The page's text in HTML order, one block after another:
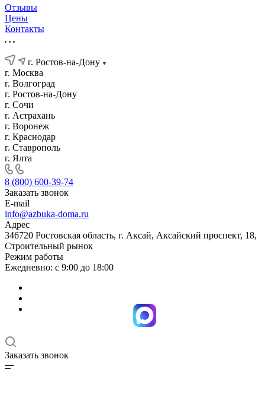
Отзывы
Цены
Контакты
г. Ростов-на-Дону
г. Москва
г. Волгоград
г. Ростов-на-Дону
г. Сочи
г. Астрахань
г. Воронеж
г. Краснодар
г. Ставрополь
г. Ялта
8 (800) 600-39-74
Заказать звонок
E-mail
info@azbuka-doma.ru
Адрес
346720 Ростовская область, г. Аксай, Аксайский проспект, 18,
Строительный рынок
Режим работы
Ежедневно: с 9:00 до 18:00
Заказать звонок